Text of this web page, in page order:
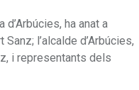
ha anat a
l’alcalde d’Arbúcies,
i representants dels